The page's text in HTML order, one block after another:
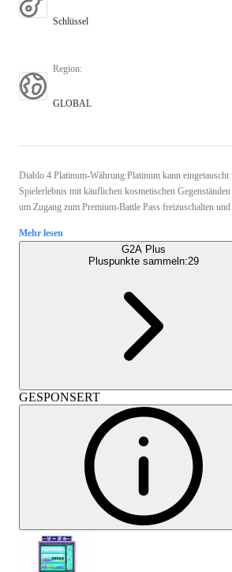
Schlüssel
Region:
GLOBAL
Diablo 4 Platinum-Währung:Platinum kann eingetauscht
Spielerlebnis mit käuflichen kosmetischen Gegenständen
um Zugang zum Premium-Battle Pass freizuschalten
Mehr lesen
G2A Plus
Pluspunkte sammeln:29
GESPONSERT